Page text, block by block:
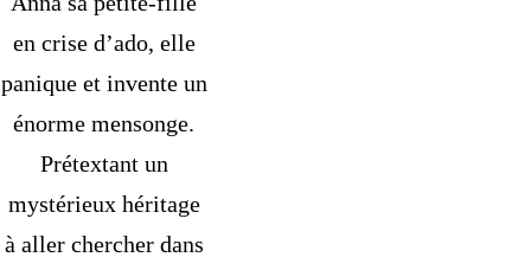
en crise d’ado, elle
panique et invente un
énorme mensonge.
Prétextant un
mystérieux héritage
à aller chercher dans